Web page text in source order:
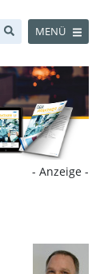
MENÜ
- Anzeige -